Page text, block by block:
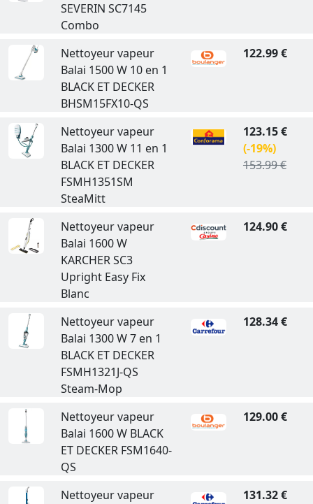
SEVERIN SC7145
Combo
Nettoyeur vapeur
Balai 1500 W 10 en 1
BLACK ET DECKER
BHSM15FX10-QS
122.99 €
Nettoyeur vapeur
Balai 1300 W 11 en 1
BLACK ET DECKER
FSMH1351SM
SteaMitt
123.15 €
(-19%)
153.99 €
Nettoyeur vapeur
Balai 1600 W
KARCHER SC3
Upright Easy Fix
Blanc
124.90 €
Nettoyeur vapeur
Balai 1300 W 7 en 1
BLACK ET DECKER
FSMH1321J-QS
Steam-Mop
128.34 €
Nettoyeur vapeur
Balai 1600 W BLACK
ET DECKER FSM1640-
QS
129.00 €
Nettoyeur vapeur 131.32 €